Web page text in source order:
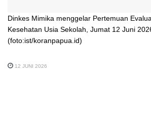
Dinkes Mimika menggelar Pertemuan
Kesehatan Usia Sekolah, Jumat 12 Juni
(foto:ist/koranpapua.id)
12 JUNI 2026